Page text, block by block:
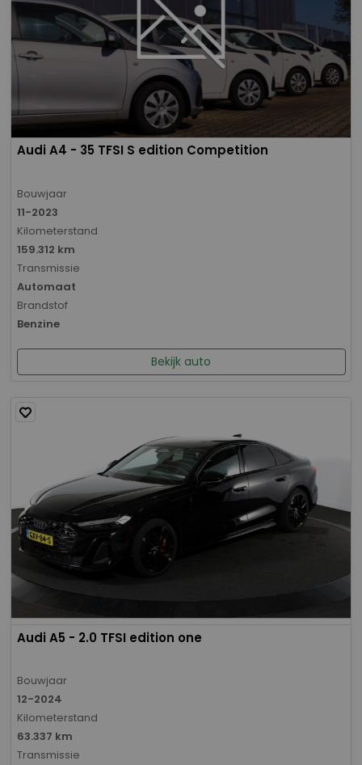
Audi A4 - 35 TFSI S edition Competition
Bouwjaar
11-2023
Kilometerstand
159.312 km
Transmissie
Automaat
Brandstof
Benzine
Bekijk auto
Audi A5 - 2.0 TFSI edition one
Bouwjaar
12-2024
Kilometerstand
63.337 km
Transmissie